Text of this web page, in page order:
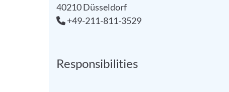
40210 Düsseldorf
+49-211-811-3529
Responsibilities